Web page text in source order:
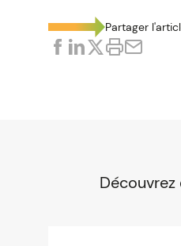
Partager